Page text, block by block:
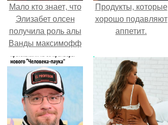
Мало кто знает, что
Элизабет олсен
получила роль алы
Ванды максимофф
не сразу.
Продукты, которые
хорошо подавляют
аппетит.